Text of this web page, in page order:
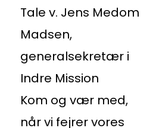
Tale v. Jens Medom
Madsen,
generalsekretær i
Indre Mission
Kom og vær med,
når vi fejrer vores